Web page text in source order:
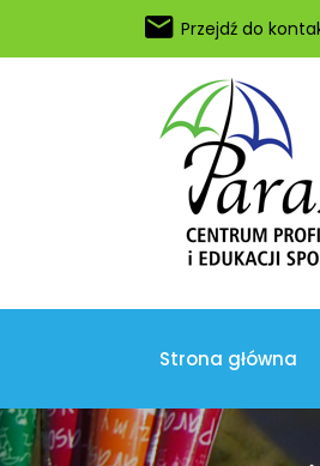
Przejdź do
Strona główna